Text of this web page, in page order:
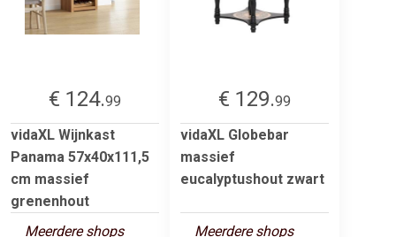
€ 124.99
vidaXL Wijnkast
Panama 57x40x111,5
cm massief
grenenhout
Meerdere shops
€ 129.99
vidaXL Globebar
massief
eucalyptushout zwart
Meerdere shops